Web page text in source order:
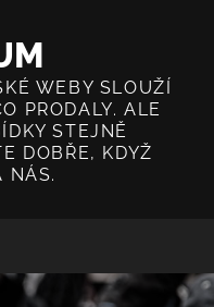
WEBY SLOUŽÍ
PRODALY. ALE
STEJNĚ
DOBŘE, KDYŽ
NÁS.